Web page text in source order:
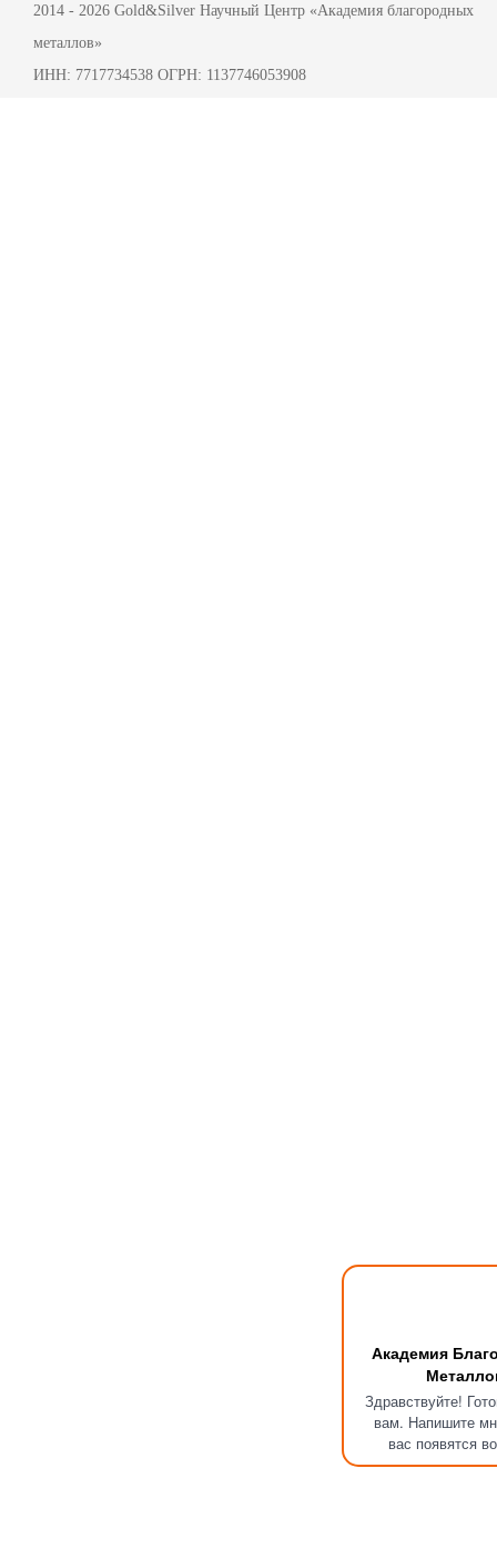
Академия
Здравствуйте!
вам. Напишите
вас появятся
2014 - 2026 Gold&Silver Научный Центр «Академия благородных
металлов»
ИНН: 7717734538 ОГРН: 1137746053908